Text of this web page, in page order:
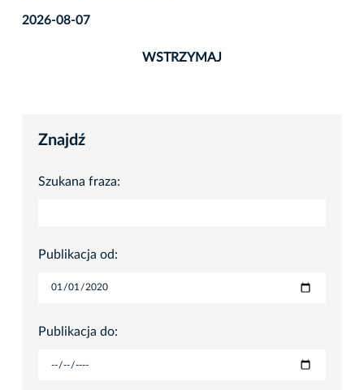
2026-08-07
WSTRZYMAJ
Znajdź
Szukana fraza:
Publikacja od:
Publikacja do: